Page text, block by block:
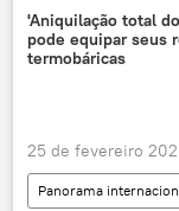
Estados Unidos
The Washington Post
'Aniquilação total
pode equipar seus
termobáricas
25 de fevereiro
Panorama